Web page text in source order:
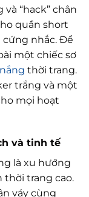
“hack” chân
quần short
cứng nhắc. Để
một chiếc sơ
thời trang.
trắng và một
mọi hoạt
và tinh tế
là xu hướng
thời trang cao.
váy cùng